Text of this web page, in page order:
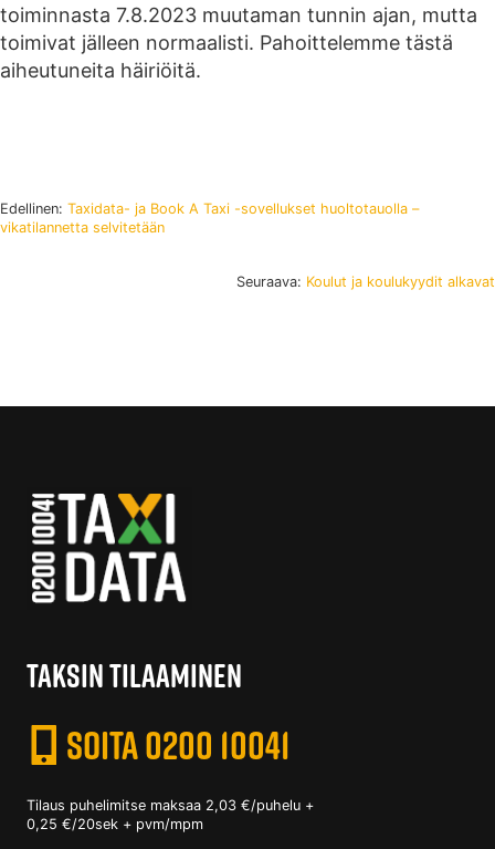
toiminnasta 7.8.2023 muutaman tunnin ajan, mutta
toimivat jälleen normaalisti. Pahoittelemme tästä
aiheutuneita häiriöitä.
Edellinen: Taxidata- ja Book A Taxi -sovellukset huoltotauolla –
vikatilannetta selvitetään
Seuraava: Koulut ja koulukyydit alkavat
TAKSIN TILAAMINEN
SOITA 0200 10041
Tilaus puhelimitse maksaa 2,03 €/puhelu +
0,25 €/20sek + pvm/mpm